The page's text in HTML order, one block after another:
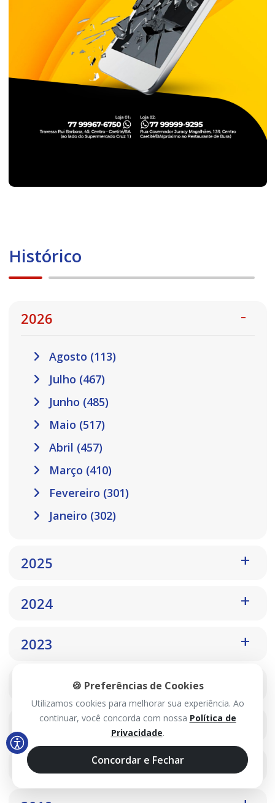
Histórico
2026
Agosto (113)
Julho (467)
Junho (485)
Maio (517)
Abril (457)
Março (410)
Fevereiro (301)
Janeiro (302)
2025
2024
2023
2021
2020
🍪 Preferências de Cookies
Utilizamos cookies para melhorar sua experiência. Ao
continuar, você concorda com nossa Política de
Privacidade.
Concordar e Fechar